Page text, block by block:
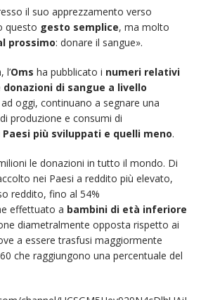
il suo apprezzamento verso
questo gesto semplice, ma molto
prossimo: donare il sangue».
l’Oms ha pubblicato i numeri relativi
donazioni di sangue a livello
oggi, continuano a segnare una
di produzione e consumi di
più sviluppati e quelli meno.
le donazioni in tutto il mondo. Di
nei Paesi a reddito più elevato,
reddito, fino al 54%
effettuato a bambini di età inferiore
diametralmente opposta rispetto ai
a essere trasfusi maggiormente
che raggiungono una percentuale del